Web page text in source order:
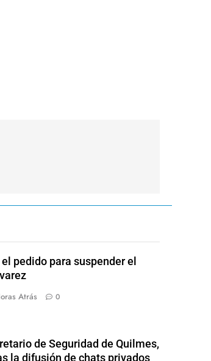
pedido para suspender el
Atrás 0
de Seguridad de Quilmes,
la difusión de chats privados